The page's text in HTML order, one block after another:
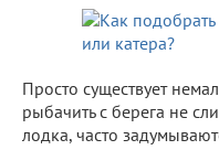
Просто существует
рыбачить с берега не
лодка, часто